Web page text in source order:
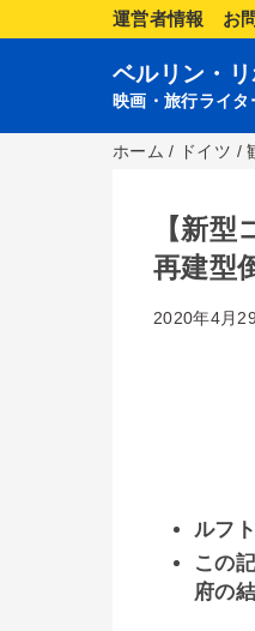
運営者情報 お
ベルリン・
映画・旅行ライタ
ホーム / ドイツ /
【新
再建型
2020年4月
ルフ
この
府の